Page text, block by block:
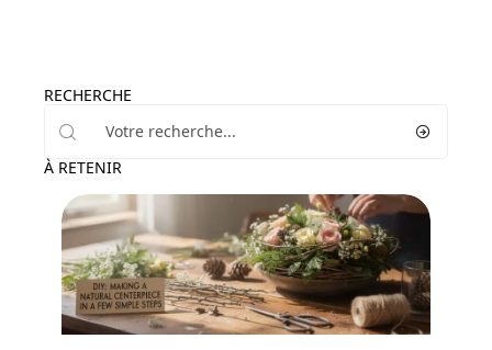
RECHERCHE
À RETENIR
Maison